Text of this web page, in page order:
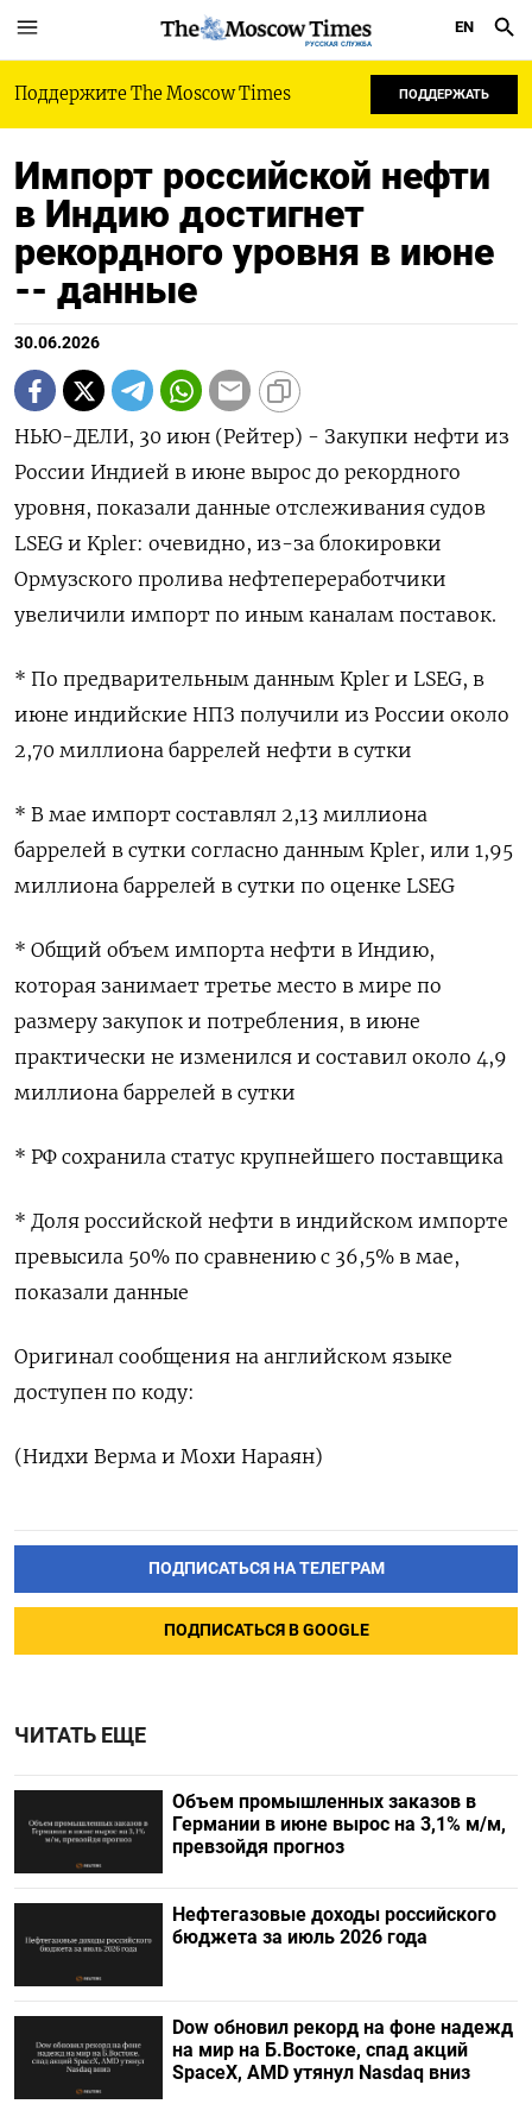
РУССКАЯ СЛУЖБА
EN
Поддержите The Moscow Times ПОДДЕРЖАТЬ
Импорт российской нефти
в Индию достигнет
рекордного уровня в июне
-- данные
30.06.2026
НЬЮ-ДЕЛИ, 30 июн (Рейтер) - Закупки нефти из
России Индией в июне вырос до рекордного
‌уровня, показали данные отслеживания судов
LSEG и Kpler: очевидно, из-за блокировки
Ормузского пролива нефтепереработчики ​
увеличили импорт ​по ​иным каналам поставок.
* ⁠По предварительным данным ‌Kpler и LSEG, в
‌июне индийские НПЗ получили из России около ​
2,70 миллиона баррелей нефти ‌в сутки
* В мае импорт составлял ​2,13 миллиона
баррелей в сутки согласно данным ‌Kpler, или 1,95
миллиона баррелей в сутки по оценке LSEG
* ​Общий объем ​импорта ‌нефти в Индию,
которая занимает третье место ​в мире по
размеру закупок и потребления, в июне
практически не изменился и составил около 4,9
миллиона баррелей в сутки
* РФ сохранила статус крупнейшего ​поставщика
* Доля ⁠российской нефти в индийском импорте
превысила 50% ‌по сравнению с 36,5% в мае,
‌показали данные
Оригинал сообщения на английском ​языке
доступен по коду:
(Нидхи Верма ‌и Мохи Нараян)
ПОДПИСАТЬСЯ НА ТЕЛЕГРАМ
ПОДПИСАТЬСЯ В GOOGLE
ЧИТАТЬ ЕЩЕ
Объем промышленных заказов в
Германии в июне вырос на 3,1% м/м,
превзойдя прогноз
Нефтегазовые доходы российского
бюджета за июль 2026 года
Dow обновил рекорд на фоне надежд
на мир на Б.Востоке, спад акций
SpaceX, AMD утянул Nasdaq вниз